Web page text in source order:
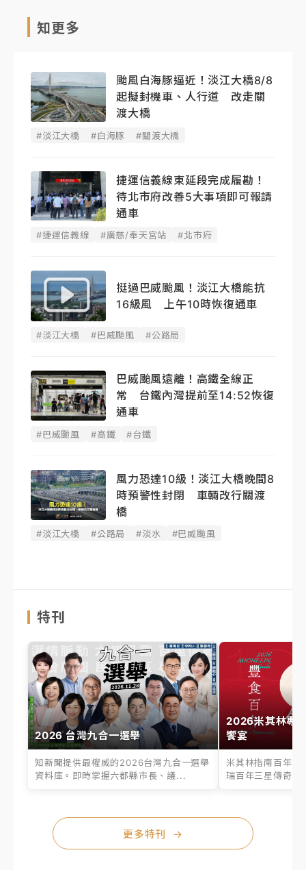
知更多
颱風白海豚逼近！淡江大橋8/8
起擬封機車、人行道 改走關
渡大橋
#淡江大橋 #白海豚 #關渡大橋
捷運信義線東延段完成履勘！
待北市府改善5大事項即可報請
通車
#捷運信義線 #廣慈/奉天宮站 #北市府
挺過巴威颱風！淡江大橋能抗
16級風 上午10時恢復通車
#淡江大橋 #巴威颱風 #公路局
巴威颱風遠離！高鐵全線正
常 台鐵內灣提前至14:52恢復
通車
#巴威颱風 #高鐵 #台鐵
風力恐達10級！淡江大橋晚間8
時預警性封閉 車輛改行關渡
橋
#淡江大橋 #公路局 #淡水 #巴威颱風
特刊
2026 台灣九合一選舉
知新聞提供最權威的2026台灣九合一選舉
資料庫。即時掌握六都縣市長、議...
2026米其林專
饗宴
米其林指南百年之
瑞百年三星傳奇、
更多特刊 →